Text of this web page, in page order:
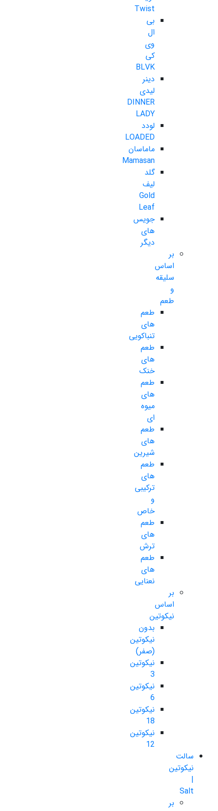
Twist
بی
ال
وی
کی
BLVK
دینر
لیدی
DINNER
LADY
لودد
LOADED
ماماسان
Mamasan
گلد
لیف
Gold
Leaf
جویس
های
دیگر
بر
اساس
سلیقه
و
طعم
طعم
های
تنباکویی
طعم
های
خنک
طعم
های
میوه
ای
طعم
های
شیرین
طعم
های
ترکیبی
و
خاص
طعم
های
ترش
طعم
های
نعنایی
بر
اساس
نیکوتین
بدون
نیکوتین
(صفر)
نیکوتین
3
نیکوتین
6
نیکوتین
18
نیکوتین
12
سالت
نیکوتین
|
Salt
بر